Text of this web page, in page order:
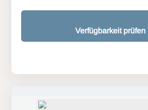
Verfügbarkeit prüfen